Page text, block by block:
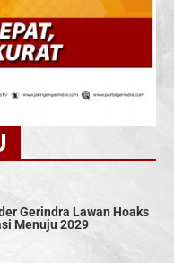
Gerindra Lawan Hoaks
Menuju 2029